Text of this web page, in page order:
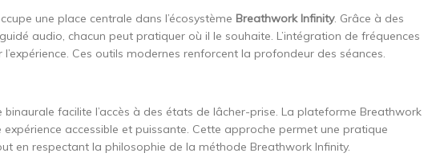
une place centrale dans l’écosystème Breathwork Infinity. Grâce à des
audio, chacun peut pratiquer où il le souhaite. L’intégration de fréquences
Ces outils modernes renforcent la profondeur des séances.
binaurale facilite l’accès à des états de lâcher-prise. La plateforme Breathwork
expérience accessible et puissante. Cette approche permet une pratique
en respectant la philosophie de la méthode Breathwork Infinity.